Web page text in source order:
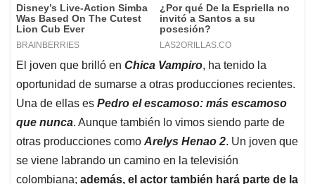
El joven que brilló en Chica Vampiro, ha tenido la
oportunidad de sumarse a otras producciones recientes.
Una de ellas es Pedro el escamoso: más escamoso
que nunca. Aunque también lo vimos siendo parte de
otras producciones como Arelys Henao 2. Un joven que
se viene labrando un camino en la televisión
colombiana; además, el actor también hará parte de la